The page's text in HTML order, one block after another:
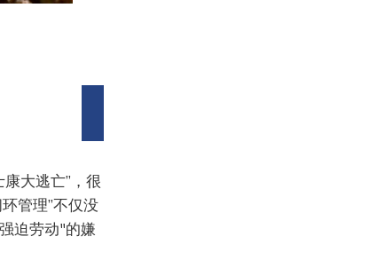
康大逃亡”，很
管理”不仅没
迫劳动"的嫌